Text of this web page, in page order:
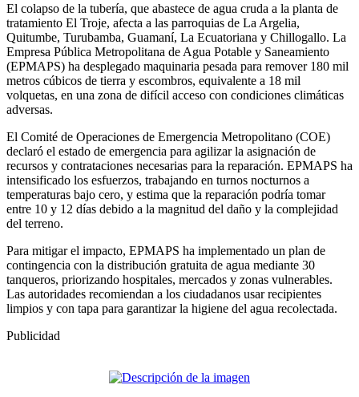
El colapso de la tubería, que abastece de agua cruda a la planta de
tratamiento El Troje, afecta a las parroquias de La Argelia,
Quitumbe, Turubamba, Guamaní, La Ecuatoriana y Chillogallo. La
Empresa Pública Metropolitana de Agua Potable y Saneamiento
(EPMAPS) ha desplegado maquinaria pesada para remover 180 mil
metros cúbicos de tierra y escombros, equivalente a 18 mil
volquetas, en una zona de difícil acceso con condiciones climáticas
adversas.
El Comité de Operaciones de Emergencia Metropolitano (COE)
declaró el estado de emergencia para agilizar la asignación de
recursos y contrataciones necesarias para la reparación. EPMAPS ha
intensificado los esfuerzos, trabajando en turnos nocturnos a
temperaturas bajo cero, y estima que la reparación podría tomar
entre 10 y 12 días debido a la magnitud del daño y la complejidad
del terreno.
Para mitigar el impacto, EPMAPS ha implementado un plan de
contingencia con la distribución gratuita de agua mediante 30
tanqueros, priorizando hospitales, mercados y zonas vulnerables.
Las autoridades recomiendan a los ciudadanos usar recipientes
limpios y con tapa para garantizar la higiene del agua recolectada.
Publicidad